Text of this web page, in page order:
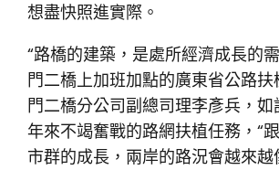
想盡快照進實際。
“路橋的建築，是處所經濟成長的
門二橋上加班加點的廣東省公路
門二橋分公司副總司理李彥兵，
年來不竭奮戰的路網扶植任務，“
市群的成長，兩岸的路況會越來